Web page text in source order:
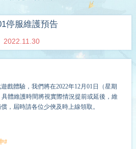
停服維護預告
2022.11.30
戲體驗，我們將在2022年12月01 日（星期
體維護時間將視實際情況提前或延後，維
，屆時請各位少俠及時上線領取。
#